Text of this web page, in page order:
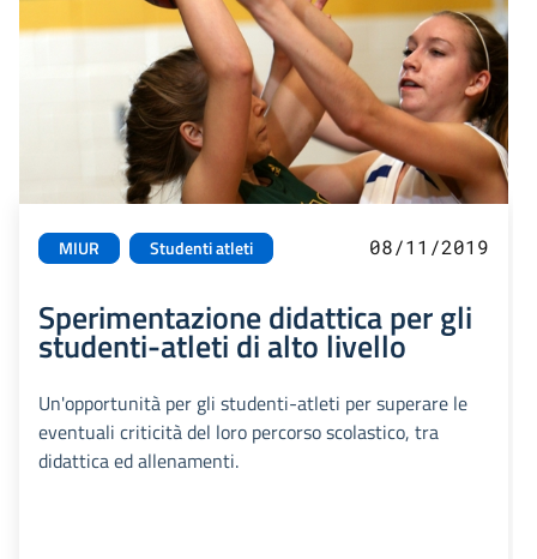
MIUR Studenti atleti 08/11/2019
Sperimentazione didattica per gli
studenti-atleti di alto livello
Un'opportunità per gli studenti-atleti per superare le
eventuali criticità del loro percorso scolastico, tra
didattica ed allenamenti.